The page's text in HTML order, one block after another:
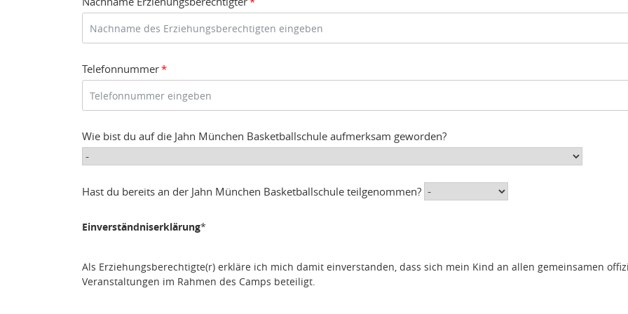
Telefonnummer*
Wie bist du auf die Jahn München Basketballschule aufmerksam geworden?
Hast du bereits an der Jahn München Basketballschule teilgenommen?
Einverständniserklärung*
Als Erziehungsberechtigte(r) erkläre ich mich damit einverstanden, dass sich mein Kind an allen gemeinsamen
Veranstaltungen im Rahmen des Camps beteiligt.